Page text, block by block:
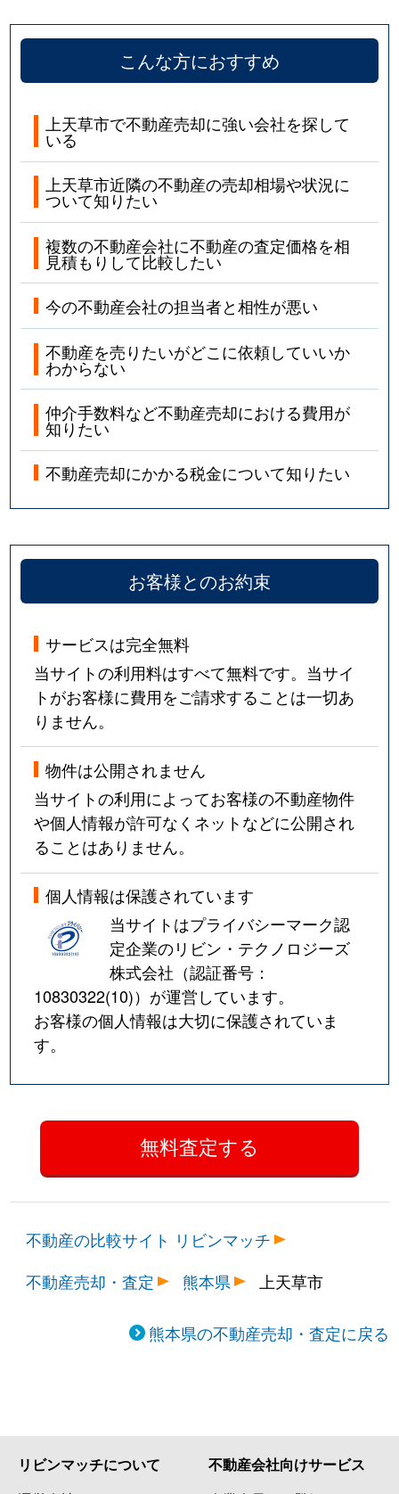
こんな方におすすめ
上天草市で不動産売却に強い会社を探して
いる
上天草市近隣の不動産の売却相場や状況に
ついて知りたい
複数の不動産会社に不動産の査定価格を相
見積もりして比較したい
今の不動産会社の担当者と相性が悪い
不動産を売りたいがどこに依頼していいか
わからない
仲介手数料など不動産売却における費用が
知りたい
不動産売却にかかる税金について知りたい
お客様とのお約束
サービスは完全無料
当サイトの利用料はすべて無料です。当サイ
トがお客様に費用をご請求することは一切あ
りません。
物件は公開されません
当サイトの利用によってお客様の不動産物件
や個人情報が許可なくネットなどに公開され
ることはありません。
個人情報は保護されています
当サイトはプライバシーマーク認
定企業のリビン・テクノロジーズ
株式会社（認証番号：
10830322(10)）が運営しています。
お客様の個人情報は大切に保護されていま
す。
不動産の比較サイト リビンマッチ
不動産売却・査定
熊本県 上天草市
熊本県の不動産売却・査定に戻る
リビンマッチについて 不動産会社向けサービス